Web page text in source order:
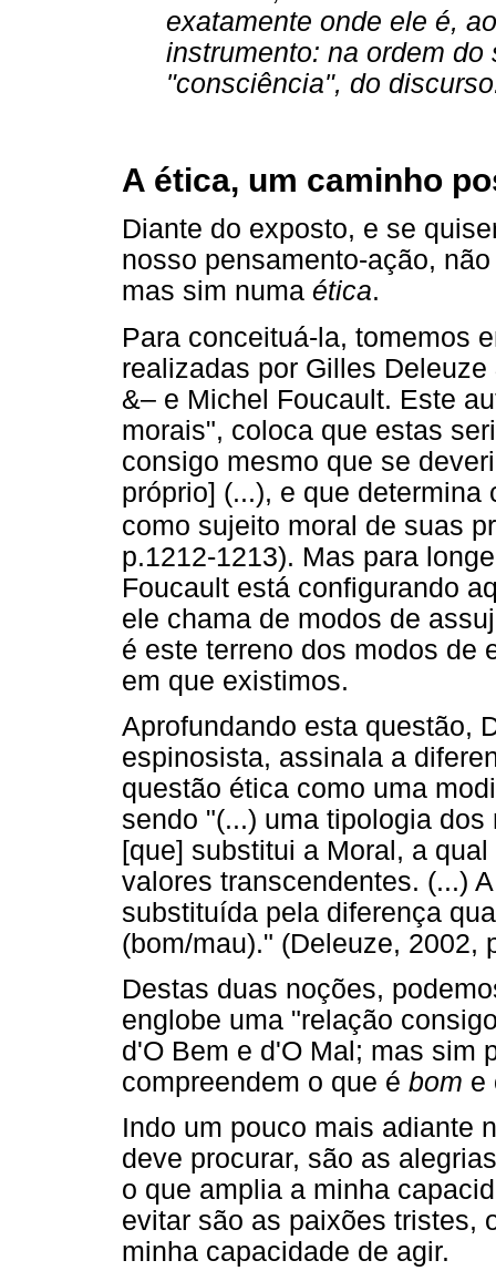
exatamente onde ele é,
instrumento: na ordem do
"consciência", do
A ética, um caminho
Diante do exposto, e se
nosso pensamento-ação,
mas sim numa ética.
Para conceituá-la, tomemos
realizadas por Gilles
&– e Michel Foucault. Este
morais", coloca que estas
consigo mesmo que se
próprio] (...), e que
como sujeito moral de suas
p.1212-1213). Mas para
Foucault está configurando
ele chama de modos de
é este terreno dos modos de
em que existimos.
Aprofundando esta questão,
espinosista, assinala a
questão ética como uma
sendo "(...) uma tipologia
[que] substitui a Moral, a
valores transcendentes. (...)
substituída pela diferença
(bom/mau)." (Deleuze, 2002,
Destas duas noções,
englobe uma "relação
d'O Bem e d'O Mal; mas sim
compreendem o que é bom e
Indo um pouco mais adiante
deve procurar, são as
o que amplia a minha
evitar são as paixões tristes,
minha capacidade de agir.